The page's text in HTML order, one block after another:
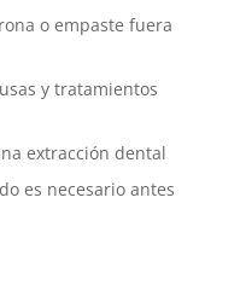
o empaste fuera
y tratamientos
extracción dental
es necesario antes